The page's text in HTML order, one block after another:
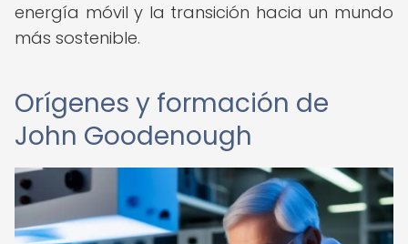
energía móvil y la transición hacia un mundo
más sostenible.
Orígenes y formación de
John Goodenough